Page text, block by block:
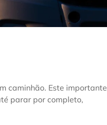
caminhão. Este importante
parar por completo,